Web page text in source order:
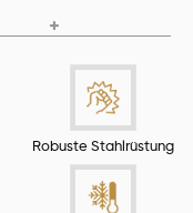
Robuste Stahlrüstung